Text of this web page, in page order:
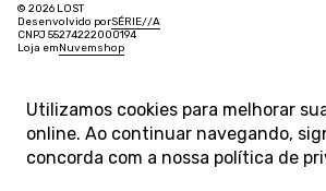
© 2026 LOST
Desenvolvido porSÉRIE//A
CNPJ 55274222000194
Loja emNuvemshop
Utilizamos cookies para melhorar
online. Ao continuar navegando,
concorda com a nossa política de